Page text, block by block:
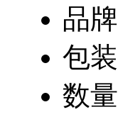
品牌
包装
数量